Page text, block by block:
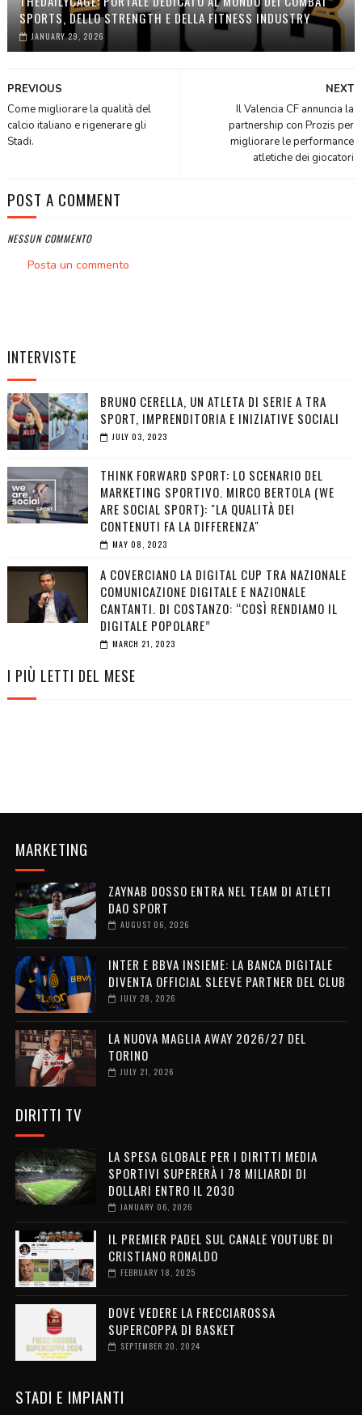
SPORTS, DELLO STRENGTH E DELLA FITNESS INDUSTRY
JANUARY 29, 2026
NEXT
Il Valencia CF annuncia la
partnership con Prozis per
migliorare le performance
atletiche dei giocatori
PREVIOUS
Come migliorare la qualità del
calcio italiano e rigenerare gli
Stadi.
POST A COMMENT
NESSUN COMMENTO
Posta un commento
INTERVISTE
BRUNO CERELLA, UN ATLETA DI SERIE A TRA
SPORT, IMPRENDITORIA E INIZIATIVE SOCIALI
JULY 03, 2023
THINK FORWARD SPORT: LO SCENARIO DEL
MARKETING SPORTIVO. MIRCO BERTOLA (WE
ARE SOCIAL SPORT): "LA QUALITÀ DEI
CONTENUTI FA LA DIFFERENZA"
MAY 08, 2023
A COVERCIANO LA DIGITAL CUP TRA NAZIONALE
COMUNICAZIONE DIGITALE E NAZIONALE
CANTANTI. DI COSTANZO: “COSÌ RENDIAMO IL
DIGITALE POPOLARE”
MARCH 21, 2023
I PIÙ LETTI DEL MESE
MARKETING
ZAYNAB DOSSO ENTRA NEL TEAM DI ATLETI
DAO SPORT
AUGUST 06, 2026
INTER E BBVA INSIEME: LA BANCA DIGITALE
DIVENTA OFFICIAL SLEEVE PARTNER DEL CLUB
JULY 28, 2026
LA NUOVA MAGLIA AWAY 2026/27 DEL
TORINO
JULY 21, 2026
DIRITTI TV
LA SPESA GLOBALE PER I DIRITTI MEDIA
SPORTIVI SUPERERÀ I 78 MILIARDI DI
DOLLARI ENTRO IL 2030
JANUARY 06, 2026
IL PREMIER PADEL SUL CANALE YOUTUBE DI
CRISTIANO RONALDO
FEBRUARY 18, 2025
DOVE VEDERE LA FRECCIAROSSA
SUPERCOPPA DI BASKET
SEPTEMBER 20, 2024
STADI E IMPIANTI